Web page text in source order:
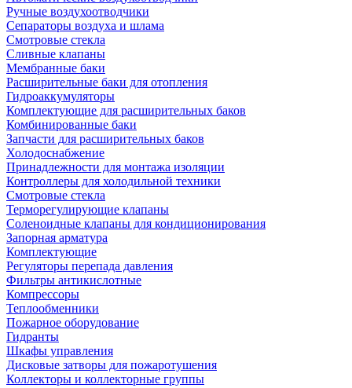
Ручные воздухоотводчики
Сепараторы воздуха и шлама
Смотровые стекла
Сливные клапаны
Мембранные баки
Расширительные баки для отопления
Гидроаккумуляторы
Комплектующие для расширительных баков
Комбинированные баки
Запчасти для расширительных баков
Холодоснабжение
Принадлежности для монтажа изоляции
Контроллеры для холодильной техники
Смотровые стекла
Терморегулирующие клапаны
Соленоидные клапаны для кондиционирования
Запорная арматура
Комплектующие
Регуляторы перепада давления
Фильтры антикислотные
Компрессоры
Теплообменники
Пожарное оборудование
Гидранты
Шкафы управления
Дисковые затворы для пожаротушения
Коллекторы и коллекторные группы